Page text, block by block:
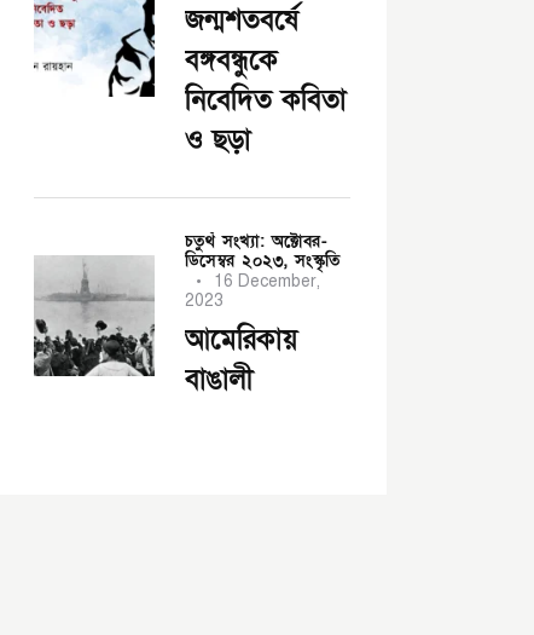
জন্মশতবর্ষে
বঙ্গবন্ধুকে
নিবেদিত কবিতা
ও ছড়া
চতুর্থ সংখ্যা: অক্টোবর-
ডিসেম্বর ২০২৩,সংস্কৃতি
16 December,
2023
আমেরিকায়
বাঙালী